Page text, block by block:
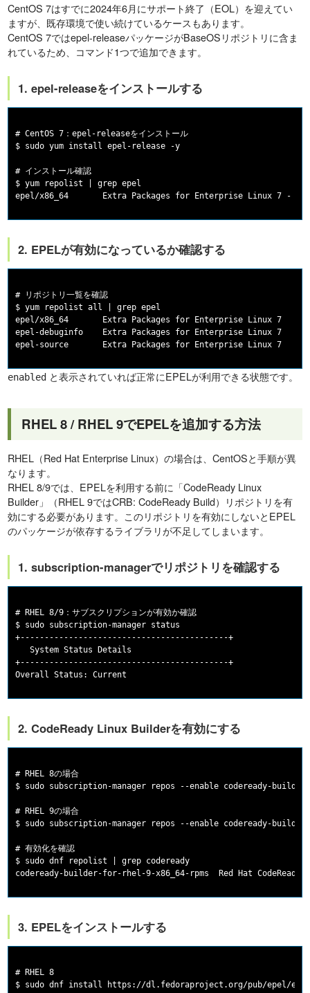
CentOS 7はすでに2024年6月にサポート終了（EOL）を迎えてい
ますが、既存環境で使い続けているケースもあります。
CentOS 7ではepel-releaseパッケージがBaseOSリポジトリに含ま
れているため、コマンド1つで追加できます。
1. epel-releaseをインストールする
# CentOS 7：epel-releaseをインストール
$ sudo yum install epel-release -y
# インストール確認
$ yum repolist | grep epel
2. EPELが有効になっているか確認する
# リポジトリ一覧を確認
$ yum repolist all | grep epel
epel/x86_64       Extra Packages for Enterprise Linux 7
epel-debuginfo    Extra Packages for Enterprise Linux 7
enabled と表示されていれば正常にEPELが利用できる状態です。
RHEL 8 / RHEL 9でEPELを追加する方法
RHEL（Red Hat Enterprise Linux）の場合は、CentOSと手順が異
なります。
RHEL 8/9では、EPELを利用する前に「CodeReady Linux
Builder」（RHEL 9ではCRB: CodeReady Build）リポジトリを有
効にする必要があります。このリポジトリを有効にしないとEPEL
のパッケージが依存するライブラリが不足してしまいます。
1. subscription-managerでリポジトリを確認する
# RHEL 8/9：サブスクリプションが有効か確認
$ sudo subscription-manager status
+-------------------------------------------+
   System Status Details
+-------------------------------------------+
2. CodeReady Linux Builderを有効にする
# RHEL 8の場合
$ sudo subscription-manager repos --enable codeready-
# RHEL 9の場合
$ sudo subscription-manager repos --enable codeready-
# 有効化を確認
$ sudo dnf repolist | grep codeready
3. EPELをインストールする
# RHEL 8
$ sudo dnf install https://dl.fedoraproject.org/pub/epel/